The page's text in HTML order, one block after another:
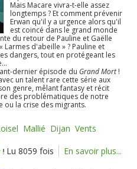
Mais Macare vivra-t-elle assez
longtemps ? Et comment prévenir
Erwan qu'il y a urgence alors qu'il
est coincé dans le grand monde
du retour de Pauline et Gaëlle
d'abeille » ? Pauline et
dangers, tout en protégeant les
dernier épisode du Grand Mort!
un talent rare cette série aux
genre, mêlant fantasy et récit
des problématiques de notre
ou la crise des migrants.
Mallié Dijan Vents
! Lu 8059 fois
En savoir plus...